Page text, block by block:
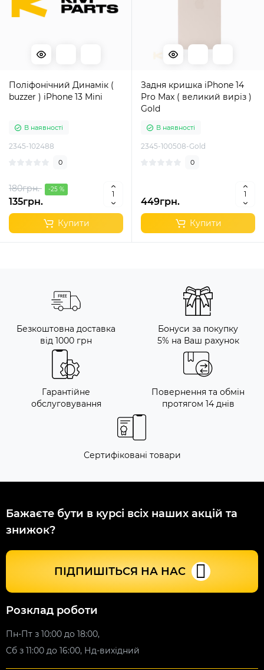
Поліфонічний Динамік (
buzzer ) iPhone 13 Mini
В наявності
2345-102488
0
180грн. -25 %
135грн.
Купити
Задня кришка iPhone 14
Pro Max ( великий виріз )
Gold
В наявності
2345-100508-Gold
0
449грн.
Купити
Безкоштовна доставка
від 1000 грн
Бонуси за покупку
5% на Ваш рахунок
Гарантійне
обслуговування
Повернення та обмін
протягом 14 днів
Сертифіковані товари
Бажаєте бути в курсі всіх наших акцій та
знижок?
ПІДПИШІТЬСЯ НА НАС
Розклад роботи
Пн-Пт з 10:00 до 18:00,
Сб з 11:00 до 16:00, Нд-вихідний